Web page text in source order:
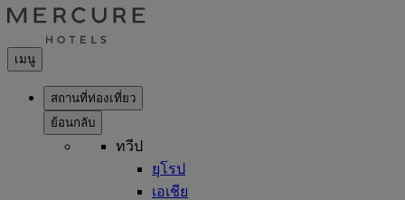
เมนู
สถานที่ท่องเที่ยว
ย้อนกลับ
ทวีป
ยุโรป
เอเชีย